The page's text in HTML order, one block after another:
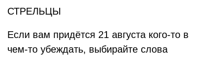
СТРЕЛЬЦЫ
Если вам придётся 21 августа кого-то в
чем-то убеждать, выбирайте слова